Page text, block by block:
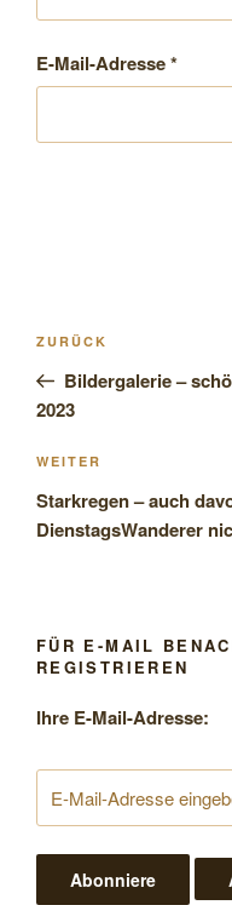
E-Mail-Adresse*
Beitragsnavigation
Vorheriger
Beitrag
ZURÜCK
Bildergalerie –
2023
Nächster
Beitrag
WEITER
Starkregen – auch
DienstagsWanderer
FÜR E-MAIL
REGISTRIEREN
Ihre E-Mail-Adresse: